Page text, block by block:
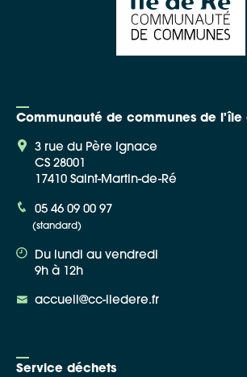
Communauté de communes de l'île
3 rue du Père Ignace
CS 28001
17410 Saint-Martin-de-Ré
05 46 09 00 97
(standard)
Du lundi au vendredi
9h à 12h
accueil@cc-iledere.fr
Service déchets